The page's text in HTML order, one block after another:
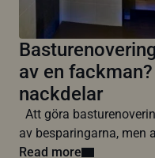
av en
nackdelar
Att göra
av besparingarna, men
Read more